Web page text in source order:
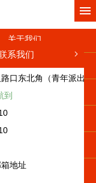
系我们
口东北角（青年派出
到
地址
关于我们
工程案例
联系我们